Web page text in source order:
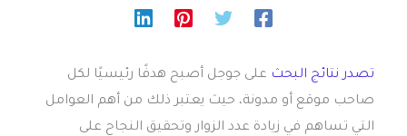
تصدر نتائج البحث على جوجل أصبح هدفًا رئيسيًا لكل
صاحب موقع أو مدونة، حيث يعتبر ذلك من أهم العوامل
التي تساهم في زيادة عدد الزوار وتحقيق النجاح على